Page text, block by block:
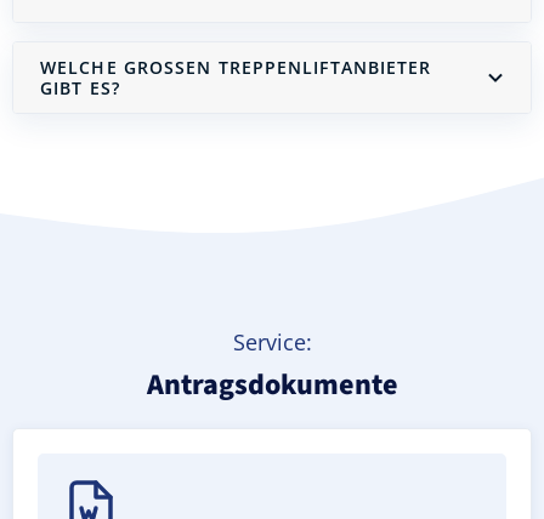
WELCHE GROSSEN TREPPENLIFTANBIETER G
IBT ES?
Service:
Antragsdokumente